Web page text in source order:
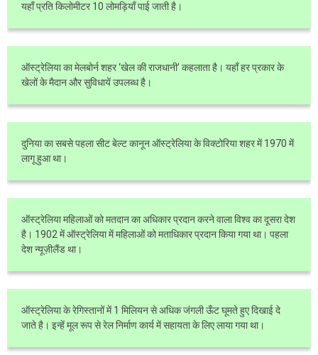
यहाँ प्रति किलोमीटर 10 लोमड़ियाँ पाई जाती है।
ऑस्ट्रेलिया का मेलबोर्न शहर ‘खेल की राजधानी’ कहलाता है। यहाँ हर प्रकार के
खेलों के मैदान और सुविधायें उपलब्ध है।
दुनिया का सबसे पहला सीट बेल्ट कानून ऑस्ट्रेलिया के विक्टोरिया शहर में 1970 में
लागू हुआ था।
ऑस्ट्रेलिया महिलाओं को मतदान का अधिकार प्रदान करने वाला विश्व का दूसरा देश
है। 1902 में ऑस्ट्रेलिया में महिलाओं को मताधिकार प्रदान किया गया था। पहला
देश न्यूज़ीलैंड था।
ऑस्ट्रेलिया के रेगिस्तानों में 1 मिलियन से अधिक जंगली ऊँट घूमते हुए दिखाई दे
जाते है। इन्हें मूल रूप से रेल निर्माण कार्य में सहायता के लिए लाया गया था।